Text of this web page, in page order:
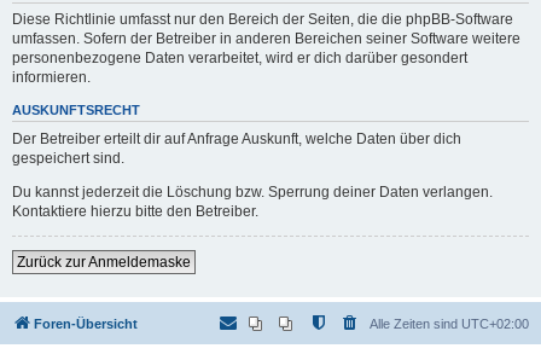
Diese Richtlinie umfasst nur den Bereich der Seiten, die die phpBB-Software
umfassen. Sofern der Betreiber in anderen Bereichen seiner Software weitere
personenbezogene Daten verarbeitet, wird er dich darüber gesondert
informieren.
AUSKUNFTSRECHT
Der Betreiber erteilt dir auf Anfrage Auskunft, welche Daten über dich
gespeichert sind.
Du kannst jederzeit die Löschung bzw. Sperrung deiner Daten verlangen.
Kontaktiere hierzu bitte den Betreiber.
Zurück zur Anmeldemaske
Foren-Übersicht Alle Zeiten sind UTC+02:00